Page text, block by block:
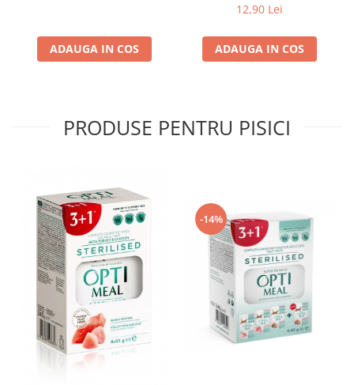
ADAUGA IN COS
12,90 Lei
ADAUGA IN COS
PRODUSE PENTRU PISICI
-14%